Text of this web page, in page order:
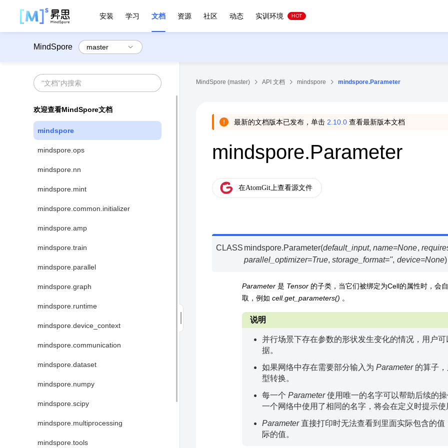
安装 学习 文档 资源 社区 动态 实训环境 HOT
MindSpore
欢迎查看MindSpore文档
mindspore
mindspore.ops
mindspore.nn
mindspore.mint
mindspore.common.initializer
mindspore.amp
mindspore.train
mindspore.parallel
mindspore.graph
mindspore.runtime
mindspore.device_context
mindspore.communication
mindspore.dataset
mindspore.numpy
mindspore.scipy
mindspore.multiprocessing
mindspore.tools
MindSpore (master) API 文档 mindspore mindspore.Parameter
最新的文档版本已发布，单击 2.10.0 查看最新版本文档
mindspore.Parameter
CLASS mindspore.Parameter(default_input,name=None,
parallel_optimizer=True,storage_format='', device=None)
Parameter 是 Tensor 的子类，当它们被绑定为Cell的属性时，会
取，例如 cell.get_parameters() 。
说明
并行场景下存在参数的形状发生变化的情况，用户
据。
如果网络中存在需要部分输入为 Parameter的算子
型转换。
每一个 Parameter使用唯一的名字可以帮助后续的
一个网络中使用了相同的名字，将会在定义时提示
Parameter直接打印时无法查看到里面实际包含的
际的值。